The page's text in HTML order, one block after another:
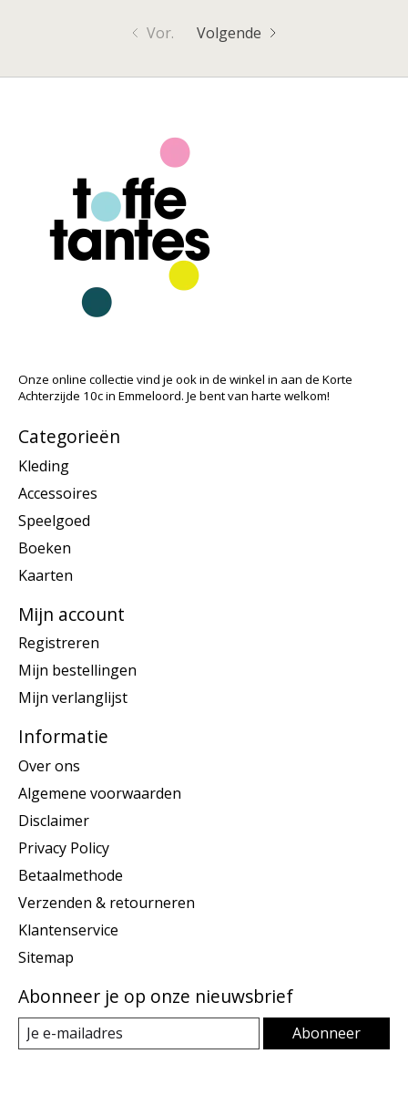
Vor. Volgende
Onze online collectie vind je ook in de winkel in aan de Korte
Achterzijde 10c in Emmeloord. Je bent van harte welkom!
Categorieën
Kleding
Accessoires
Speelgoed
Boeken
Kaarten
Mijn account
Registreren
Mijn bestellingen
Mijn verlanglijst
Informatie
Over ons
Algemene voorwaarden
Disclaimer
Privacy Policy
Betaalmethode
Verzenden & retourneren
Klantenservice
Sitemap
Abonneer je op onze nieuwsbrief
Abonneer